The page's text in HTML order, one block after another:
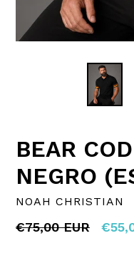
BEAR
NEGRO
NOAH CHRISTIAN
Regular
€75,00 EUR